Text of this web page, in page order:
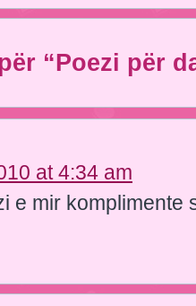
“Poezi për
at 4:34 am
e mir komplimente